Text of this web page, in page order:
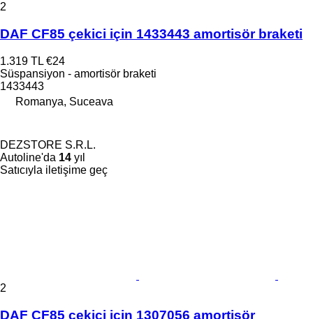
2
DAF CF85 çekici için 1433443 amortisör braketi
1.319 TL €24
Süspansiyon - amortisör braketi
1433443
Romanya, Suceava
DEZSTORE S.R.L.
Autoline'da 14 yıl
Satıcıyla iletişime geç
2
DAF CF85 çekici için 1307056 amortisör